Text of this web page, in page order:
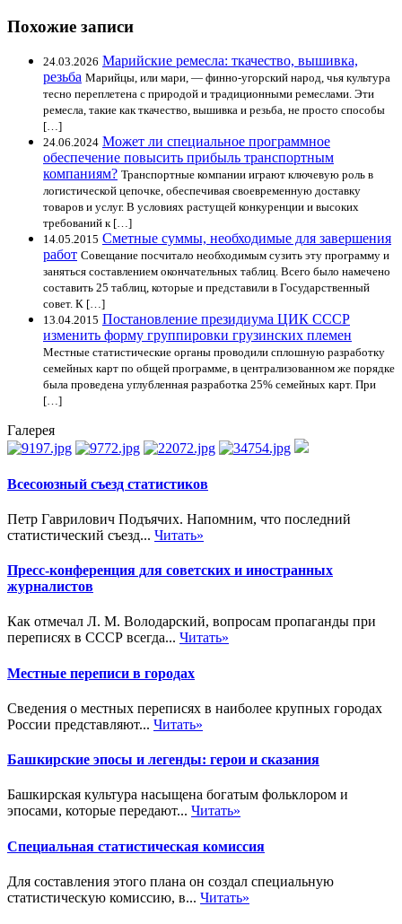
Похожие записи
24.03.2026 Марийские ремесла: ткачество, вышивка,
резьба Марийцы, или мари, — финно-угорский народ, чья культура
тесно переплетена с природой и традиционными ремеслами. Эти
ремесла, такие как ткачество, вышивка и резьба, не просто способы
[…]
24.06.2024 Может ли специальное программное
обеспечение повысить прибыль транспортным
компаниям? Транспортные компании играют ключевую роль в
логистической цепочке, обеспечивая своевременную доставку
товаров и услуг. В условиях растущей конкуренции и высоких
требований к […]
14.05.2015 Сметные суммы, необходимые для завершения
работ Совещание посчитало необходимым сузить эту программу и
заняться составлением окончательных таблиц. Всего было намечено
составить 25 таблиц, которые и представили в Государственный
совет. К […]
13.04.2015 Постановление президиума ЦИК СССР
изменить форму группировки грузинских племен
Местные статистические органы проводили сплошную разработку
семейных карт по общей программе, в централизованном же порядке
была проведена углубленная разработка 25% семейных карт. При
[…]
Галерея
Всесоюзный съезд статистиков
Петр Гаврилович Подъячих. Напомним, что последний
статистический съезд... Читать»
Пресс-конференция для советских и иностранных
журналистов
Как отмечал Л. М. Володарский, вопросам пропаганды при
переписях в СССР всегда... Читать»
Местные переписи в городах
Сведения о местных переписях в наиболее крупных городах
России представляют... Читать»
Башкирские эпосы и легенды: герои и сказания
Башкирская культура насыщена богатым фольклором и
эпосами, которые передают... Читать»
Специальная статистическая комиссия
Для составления этого плана он создал специальную
статистическую комиссию, в... Читать»